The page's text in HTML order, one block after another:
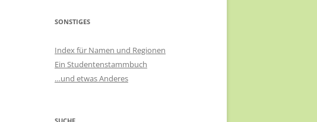
SONSTIGES
Index für Namen und Regionen
Ein Studentenstammbuch
…und etwas Anderes